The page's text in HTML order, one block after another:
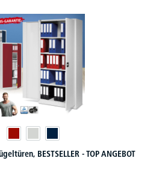
BESTSELLER - TOP ANGEBOT